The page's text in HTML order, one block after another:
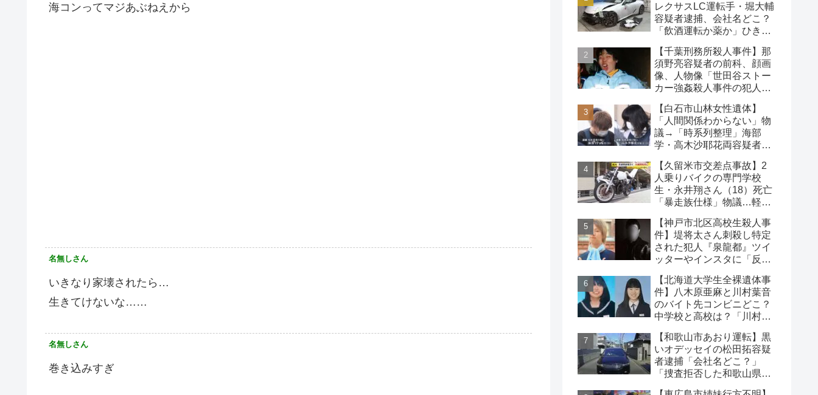
海コンってマジあぶねえから
名無しさん
いきなり家壊されたら…
生きてけないな……
名無しさん
巻き込みすぎ
レクサスLC運転手・堀大輔
容疑者逮捕、会社名どこ？
「飲酒運転か薬か」ひき逃
【千葉刑務所殺人事件】那
須野亮容疑者の前科、顔画
像、人物像「世田谷ストー
カー強姦殺人事件の犯人」
は？
【白石市山林女性遺体】
「人間関係わからない」物
議→「時系列整理」海部
学・高木沙耶花両容疑者、
な事件
【久留米市交差点事故】2
人乗りバイクの専門学校
生・永井翔さん（18）死亡
「暴走族仕様」物議…軽自
【神戸市北区高校生殺人事
件】堤将太さん刺殺し特定
された犯人『泉龍都』ツイ
ッターやインスタに「反省
【北海道大学生全裸遺体事
件】八木原亜麻と川村葉音
のバイト先コンビニどこ？
中学校と高校は？「川村の
氏」の声も
【和歌山市あおり運転】黒
いオデッセイの松田拓容疑
者逮捕「会社名どこ？」
「捜査拒否した和歌山県